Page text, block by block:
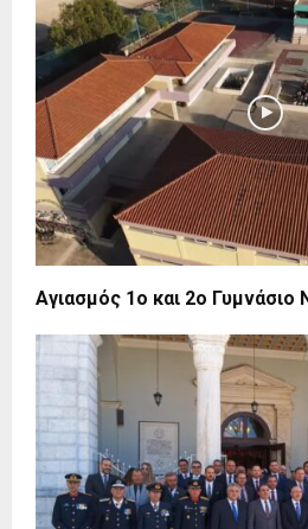
Αγιασμός 1ο και 2ο Γυμνάσιο